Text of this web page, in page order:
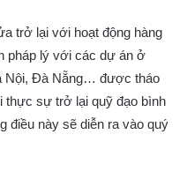
trở lại với hoạt động hàng
pháp lý với các dự án ở
Nội, Đà Nẵng… được tháo
thực sự trở lại quỹ đạo bình
điều này sẽ diễn ra vào quý